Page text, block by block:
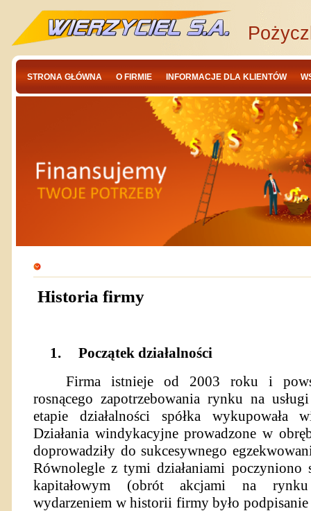
STRONA GŁÓWNA O FIRMIE INFORMACJE DLA KLIENTÓW
Historia firmy
1.
Początek działalności
Firma istnieje od 2003 roku i
rosnącego zapotrzebowania rynku na
etapie działalności spółka wykupowała
Działania windykacyjne prowadzone w
doprowadziły do sukcesywnego
Równolegle z tymi działaniami poczyniono
kapitałowym (obrót akcjami na
wydarzeniem w historii firmy było